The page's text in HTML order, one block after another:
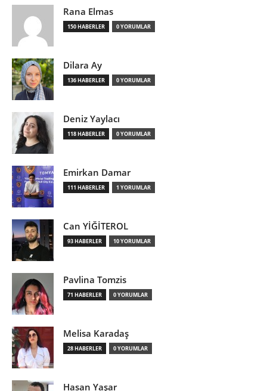
Rana Elmas
150 HABERLER 0 YORUMLAR
Dilara Ay
136 HABERLER 0 YORUMLAR
Deniz Yaylacı
118 HABERLER 0 YORUMLAR
Emirkan Damar
111 HABERLER 1 YORUMLAR
Can YİĞİTEROL
93 HABERLER 10 YORUMLAR
Pavlina Tomzis
71 HABERLER 0 YORUMLAR
Melisa Karadaş
28 HABERLER 0 YORUMLAR
Hasan Yaşar